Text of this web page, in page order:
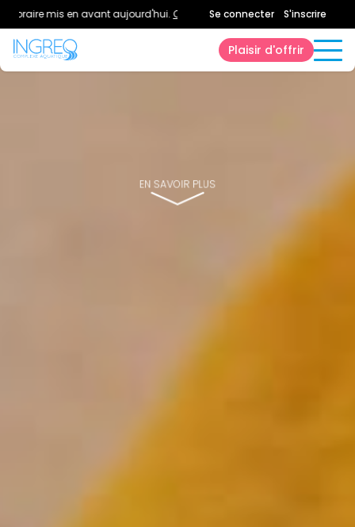
mis en avant aujourd'hui.Consultez la page horaires.
Se connecter S'inscrire
Plaisir d'offrir
EN SAVOIR PLUS